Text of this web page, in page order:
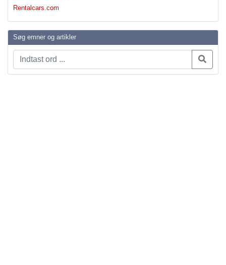
Rentalcars.com
Søg emner og artikler